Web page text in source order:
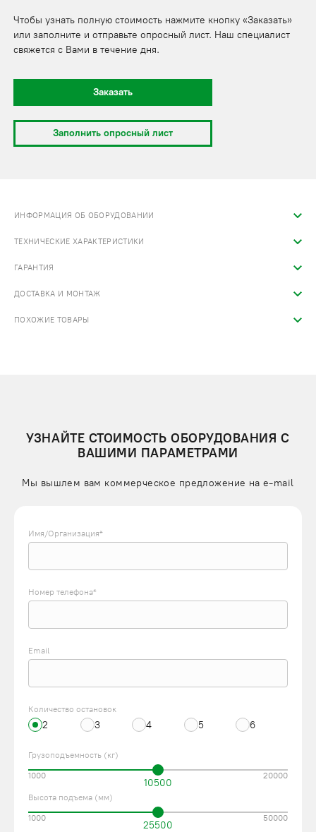
Чтобы узнать полную стоимость нажмите кнопку «Заказать»
или заполните и отправьте опросный лист. Наш специалист
свяжется с Вами в течение дня.
Заказать
Заполнить опросный лист
ИНФОРМАЦИЯ ОБ ОБОРУДОВАНИИ
ТЕХНИЧЕСКИЕ ХАРАКТЕРИСТИКИ
ГАРАНТИЯ
ДОСТАВКА И МОНТАЖ
ПОХОЖИЕ ТОВАРЫ
УЗНАЙТЕ СТОИМОСТЬ ОБОРУДОВАНИЯ С
ВАШИМИ ПАРАМЕТРАМИ
Мы вышлем вам коммерческое предложение на e-mail
Имя/Организация*
Номер телефона*
Email
Количество остановок
2 3 4 5 6
Грузоподъемность (кг)
10500
1000 20000
Высота подъема (мм)
25500
1000 50000